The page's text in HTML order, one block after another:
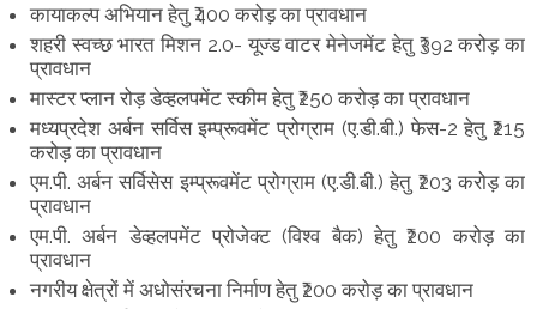
कायाकल्प अभियान हेतु ₹400 करोड़ का प्रावधान
शहरी स्वच्छ भारत मिशन 2.0- यूज्ड वाटर मेनेजमेंट हेतु ₹392 करोड़ का
प्रावधान
मास्टर प्लान रोड़ डेव्हलपमेंट स्कीम हेतु ₹250 करोड़ का प्रावधान
मध्यप्रदेश अर्बन सर्विस इम्प्रूवमेंट प्रोग्राम (ए.डी.बी.) फेस-2 हेतु ₹215
करोड़ का प्रावधान
एम.पी. अर्बन सर्विसेस इम्प्रूवमेंट प्रोग्राम (ए.डी.बी.) हेतु ₹203 करोड़ का
प्रावधान
एम.पी. अर्बन डेव्हलपमेंट प्रोजेक्ट (विश्व बैक) हेतु ₹200 करोड़ का
प्रावधान
नगरीय क्षेत्रों में अधोसंरचना निर्माण हेतु ₹200 करोड़ का प्रावधान